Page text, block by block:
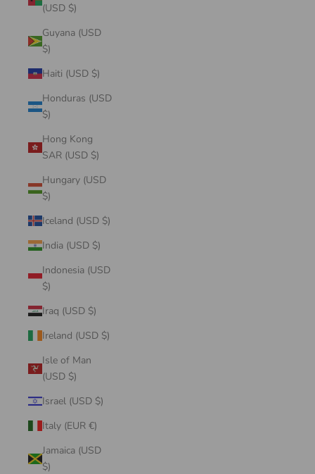
(USD $)
Guyana (USD
$)
Haiti (USD $)
Honduras (USD
$)
Hong Kong
SAR (USD $)
Hungary (USD
$)
Iceland (USD $)
India (USD $)
Indonesia (USD
$)
Iraq (USD $)
Ireland (USD $)
Isle of Man
(USD $)
Israel (USD $)
Italy (EUR €)
Jamaica (USD
$)